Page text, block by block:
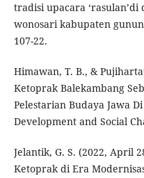
tradisi upacara
wonosari kabupaten
107-22.
Himawan, T. B., &
Ketoprak Balekambang
Pelestarian Budaya Jawa
Development and Social
Jelantik, G. S. (2022, April
Ketoprak di Era